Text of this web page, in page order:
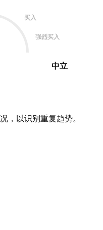
买入
强烈买入
中立
，以识别重复趋势。